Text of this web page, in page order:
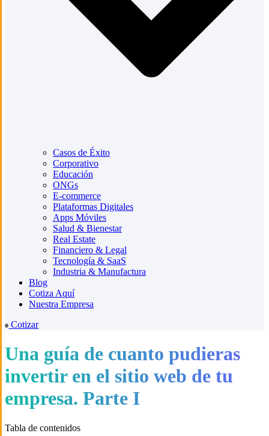
Casos de Éxito
Corporativo
Educación
ONGs
E-commerce
Plataformas Digitales
Apps Móviles
Salud & Bienestar
Real Estate
Financiero & Legal
Tecnología & SaaS
Industria & Manufactura
Blog
Cotiza Aquí
Nuestra Empresa
Cotizar
Una guía de cuanto pudieras
invertir en el sitio web de tu
empresa. Parte I
Tabla de contenidos